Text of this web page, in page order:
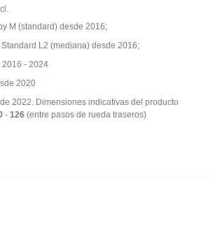
M (standard) desde 2016;
Standard L2 (mediana) desde 2016;
2016 - 2024
2020
2022. Dimensiones indicativas del producto
- 126 (entre pasos de rueda traseros)